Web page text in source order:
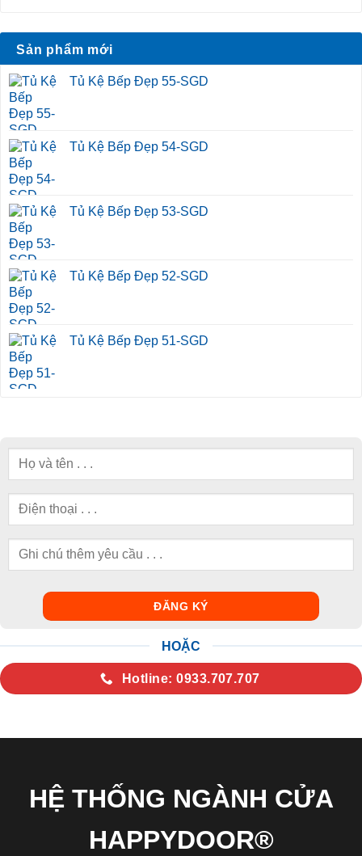
Sản phẩm mới
Tủ Kệ Bếp Đẹp 55-SGD
Tủ Kệ Bếp Đẹp 54-SGD
Tủ Kệ Bếp Đẹp 53-SGD
Tủ Kệ Bếp Đẹp 52-SGD
Tủ Kệ Bếp Đẹp 51-SGD
HOẶC
Hotline: 0933.707.707
HỆ THỐNG NGÀNH CỬA
HAPPYDOOR®